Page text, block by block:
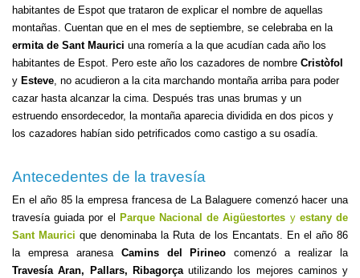
habitantes de Espot que trataron de explicar el nombre de aquellas
montañas. Cuentan que en el mes de septiembre, se celebraba en la
ermita de Sant Maurici una romería a la que acudían cada año los
habitantes de Espot. Pero este año los cazadores de nombre Cristòfol
y Esteve, no acudieron a la cita marchando montaña arriba para poder
cazar hasta alcanzar la cima. Después tras unas brumas y un
estruendo ensordecedor, la montaña aparecia dividida en dos picos y
los cazadores habían sido petrificados como castigo a su osadía.
Antecedentes de la travesía
En el año 85 la empresa francesa de La Balaguere comenzó hacer una
travesía guiada por el
Parque Nacional de Aigüestortes y estany de
Sant Maurici que denominaba la Ruta de los Encantats. En el año 86
la empresa aranesa Camins del Pirineo comenzó a realizar la
Travesía Aran, Pallars, Ribagorçautilizando los mejores caminos y